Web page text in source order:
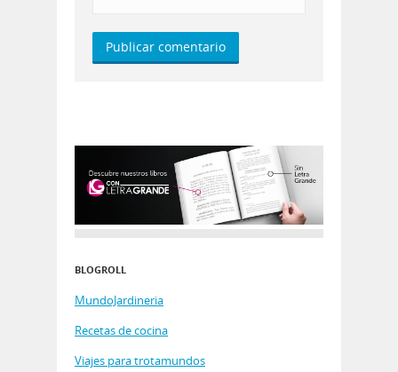
BLOGROLL
MundoJardineria
Recetas de cocina
Viajes para trotamundos